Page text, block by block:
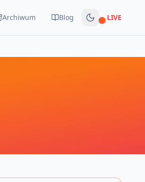
Archiwum Blog Na żywo
LIVE